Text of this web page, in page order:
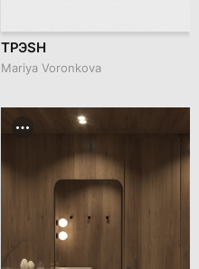
ТРЭSH
Mariya Voronkova